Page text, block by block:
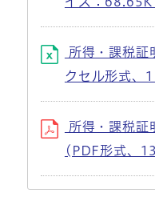
所得・課税証
クセル形式、
所得・課税証
(PDF形式、